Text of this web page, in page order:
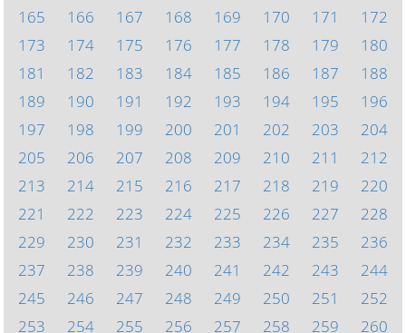
165
166 167 168 169 170 171
172
173
174 175 176 177 178 179
180
181
182 183 184 185 186 187
188
189
190 191 192 193 194 195
196
197
198 199 200 201 202 203
204
205
206 207 208 209 210 211
212
213
214 215 216 217 218 219
220
221
222 223 224 225 226 227
228
229
230 231 232 233 234 235
236
237
238 239 240 241 242 243
244
245
246 247 248 249 250 251
252
253
254 255 256 257 258 259
260